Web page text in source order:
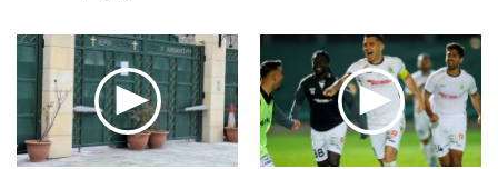
Real Estate
Επιχειρήσεις
Αγορές
Money Review
Οικονομία
Γενικά
Αναδρομές
Πρόσωπα